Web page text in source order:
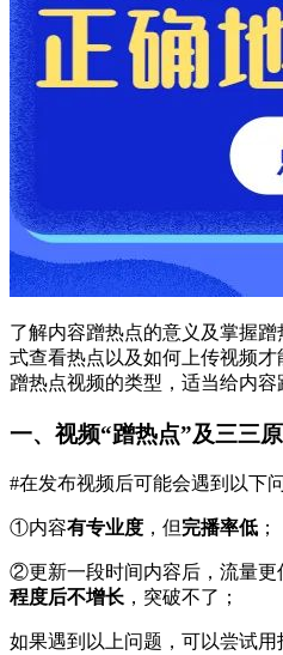
了解内容蹭热点的意义及掌握
式查看热点以及如何上传视频
蹭热点视频的类型，适当给内容
一、视频“蹭热点”及三三
#在发布视频后可能会遇到以下
①内容有专业度 ，但完播率低 ；
②更新一段时间内容后，流量更
程度后不增长 ，突破不了；
如果遇到以上问题，可以尝试